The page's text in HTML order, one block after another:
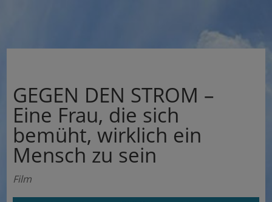
GEGEN DEN STROM –
Eine Frau, die sich
bemüht, wirklich ein
Mensch zu sein
Film